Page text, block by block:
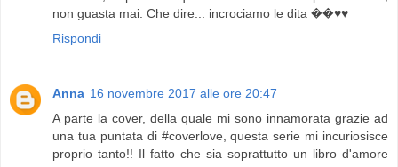
non guasta mai. Che dire... incrociamo le dita ��♥️♥️
Rispondi
Anna 16 novembre 2017 alle ore 20:47
A parte la cover, della quale mi sono innamorata grazie ad
una tua puntata di #coverlove, questa serie mi incuriosisce
proprio tanto!! Il fatto che sia soprattutto un libro d'amore